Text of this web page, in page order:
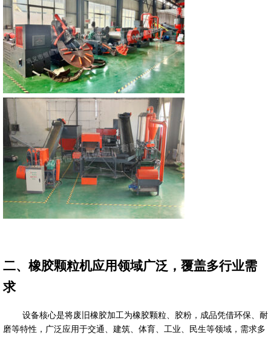
二、橡胶颗粒机应用领域广泛，覆盖多行业需
求
设备核心是将废旧橡胶加工为橡胶颗粒、胶粉，成品凭借环保、耐
磨等特性，广泛应用于交通、建筑、体育、工业、民生等领域，需求多